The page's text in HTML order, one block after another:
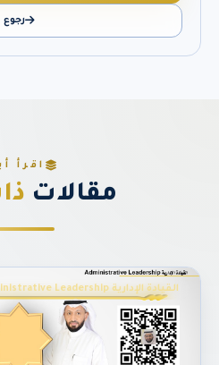
رجوع
اقرأ
مقالات
القيادة الإدارية Administrative Leadership